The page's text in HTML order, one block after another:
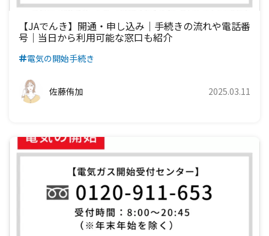
九州電力エリア
四国電力エリア
中国電力エリア
九州電力エリア
関西電力エリア
四国電力エリア
【JAでんき】開通・申し込み｜手続きの流れや電話番
号｜当日から利用可能な窓口も紹介
電気の開始手続き
佐藤侑加 2025.03.11